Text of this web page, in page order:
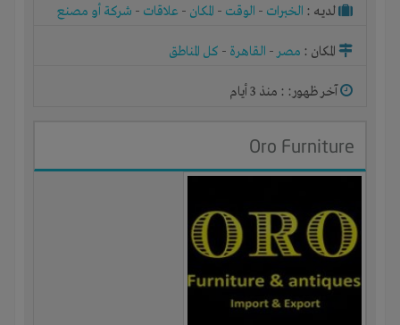
لديـه : الخبرات - الوقت - المكان - علاقات - شركة أو مصنع
المكان : مصر- القاهرة - كل المناطق
آخر ظهور: : منذ 3 أيام
Oro Furniture